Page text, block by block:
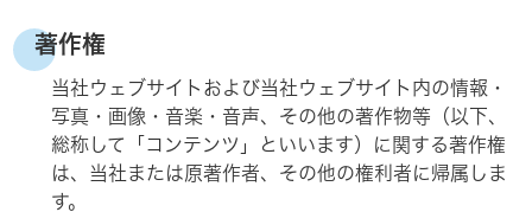
お知らせ
会社案内
著作権
当社ウェブサイトおよび当社ウェブサイト内の情報・
写真・画像・音楽・音声、その他の著作物等（以下、
総称して「コンテンツ」といいます）に関する著作権
は、当社または原著作者、その他の権利者に帰属しま
す。